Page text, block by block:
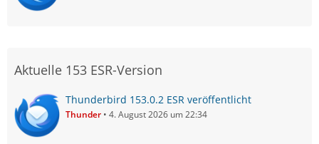
Aktuelle 153 ESR-Version
Thunderbird 153.0.2 ESR veröffentlicht
Thunder 4. August 2026 um 22:34